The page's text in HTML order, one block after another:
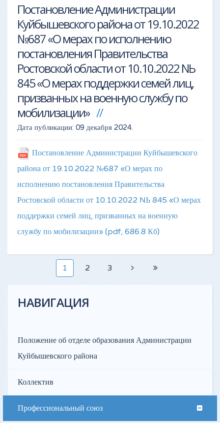
Постановление Администрации
Куйбышевского района от 19.10.2022
№687 «О мерах по исполнению
постановления Правительства
Ростовской области от 10.10.2022 NЬ
845 «О мерах поддержки семей лиц,
призванных на военную службу по
мобилизации»
Дата публикации: 09 декабря 2024.
Постановление Администрации Куйбышевского
района от 19.10.2022 №687 «О мерах по
исполнению постановления Правительства
Ростовской области от 10.10.2022 NЬ 845 «О мерах
поддержки семей лиц, призванных на военную
службу по мобилизации» (pdf, 686.8 Кб)
1 2 3
НАВИГАЦИЯ
Положение об отделе образования Администрации
Куйбышевского района
Коллектив
Профессиональный союз